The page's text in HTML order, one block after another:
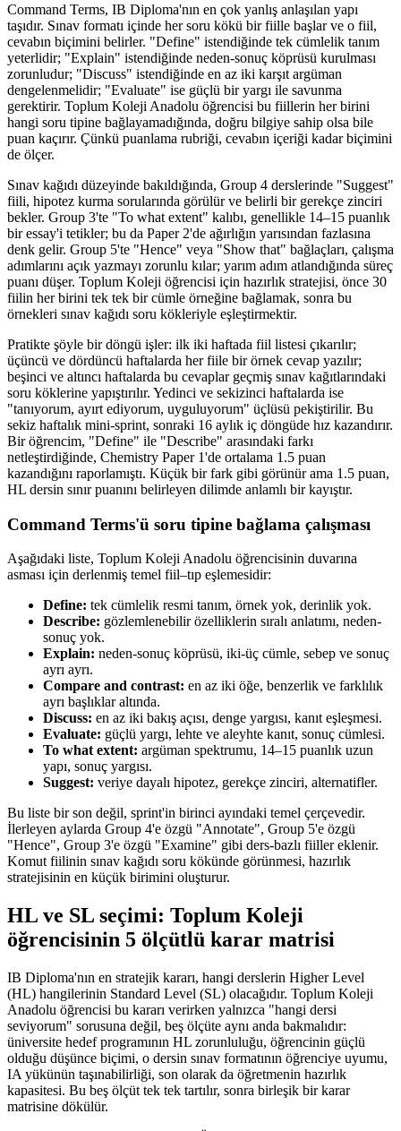
Command Terms, IB Diploma'nın en çok yanlış anlaşılan yapı
taşıdır. Sınav formatı içinde her soru kökü bir fiille başlar ve o fiil,
cevabın biçimini belirler. "Define" istendiğinde tek cümlelik tanım
yeterlidir; "Explain" istendiğinde neden-sonuç köprüsü kurulması
zorunludur; "Discuss" istendiğinde en az iki karşıt argüman
dengelenmelidir; "Evaluate" ise güçlü bir yargı ile savunma
gerektirir. Toplum Koleji Anadolu öğrencisi bu fiillerin her birini
hangi soru tipine bağlayamadığında, doğru bilgiye sahip olsa bile
puan kaçırır. Çünkü puanlama rubriği, cevabın içeriği kadar biçimini
de ölçer.
Sınav kağıdı düzeyinde bakıldığında, Group 4 derslerinde "Suggest"
fiili, hipotez kurma sorularında görülür ve belirli bir gerekçe zinciri
bekler. Group 3'te "To what extent" kalıbı, genellikle 14–15 puanlık
bir essay'i tetikler; bu da Paper 2'de ağırlığın yarısından fazlasına
denk gelir. Group 5'te "Hence" veya "Show that" bağlaçları, çalışma
adımlarını açık yazmayı zorunlu kılar; yarım adım atlandığında süreç
puanı düşer. Toplum Koleji öğrencisi için hazırlık stratejisi, önce 30
fiilin her birini tek tek bir cümle örneğine bağlamak, sonra bu
örnekleri sınav kağıdı soru kökleriyle eşleştirmektir.
Pratikte şöyle bir döngü işler: ilk iki haftada fiil listesi çıkarılır;
üçüncü ve dördüncü haftalarda her fiile bir örnek cevap yazılır;
beşinci ve altıncı haftalarda bu cevaplar geçmiş sınav kağıtlarındaki
soru köklerine yapıştırılır. Yedinci ve sekizinci haftalarda ise
"tanıyorum, ayırt ediyorum, uyguluyorum" üçlüsü pekiştirilir. Bu
sekiz haftalık mini-sprint, sonraki 16 aylık iç döngüde hız kazandırır.
Bir öğrencim, "Define" ile "Describe" arasındaki farkı
netleştirdiğinde, Chemistry Paper 1'de ortalama 1.5 puan
kazandığını raporlamıştı. Küçük bir fark gibi görünür ama 1.5 puan,
HL dersin sınır puanını belirleyen dilimde anlamlı bir kayıştır.
Command Terms'ü soru tipine bağlama çalışması
Aşağıdaki liste, Toplum Koleji Anadolu öğrencisinin duvarına
asması için derlenmiş temel fiil–tıp eşlemesidir:
Define: tek cümlelik resmi tanım, örnek yok, derinlik yok.
Describe: gözlemlenebilir özelliklerin sıralı anlatımı, neden-
sonuç yok.
Explain: neden-sonuç köprüsü, iki-üç cümle, sebep ve sonuç
ayrı ayrı.
Compare and contrast: en az iki öğe, benzerlik ve farklılık
ayrı başlıklar altında.
Discuss: en az iki bakış açısı, denge yargısı, kanıt eşleşmesi.
Evaluate: güçlü yargı, lehte ve aleyhte kanıt, sonuç cümlesi.
To what extent: argüman spektrumu, 14–15 puanlık uzun
yapı, sonuç yargısı.
Suggest: veriye dayalı hipotez, gerekçe zinciri, alternatifler.
Bu liste bir son değil, sprint'in birinci ayındaki temel çerçevedir.
İlerleyen aylarda Group 4'e özgü "Annotate", Group 5'e özgü
"Hence", Group 3'e özgü "Examine" gibi ders-bazlı fiiller eklenir.
Komut fiilinin sınav kağıdı soru kökünde görünmesi, hazırlık
stratejisinin en küçük birimini oluşturur.
HL ve SL seçimi: Toplum Koleji
öğrencisinin 5 ölçütlü karar matrisi
IB Diploma'nın en stratejik kararı, hangi derslerin Higher Level
(HL) hangilerinin Standard Level (SL) olacağıdır. Toplum Koleji
Anadolu öğrencisi bu kararı verirken yalnızca "hangi dersi
seviyorum" sorusuna değil, beş ölçüte aynı anda bakmalıdır:
üniversite hedef programının HL zorunluluğu, öğrencinin güçlü
olduğu düşünce biçimi, o dersin sınav formatının öğrenciye uyumu,
IA yükünün taşınabilirliği, son olarak da öğretmenin hazırlık
kapasitesi. Bu beş ölçüt tek tek tartılır, sonra birleşik bir karar
matrisine dökülür.